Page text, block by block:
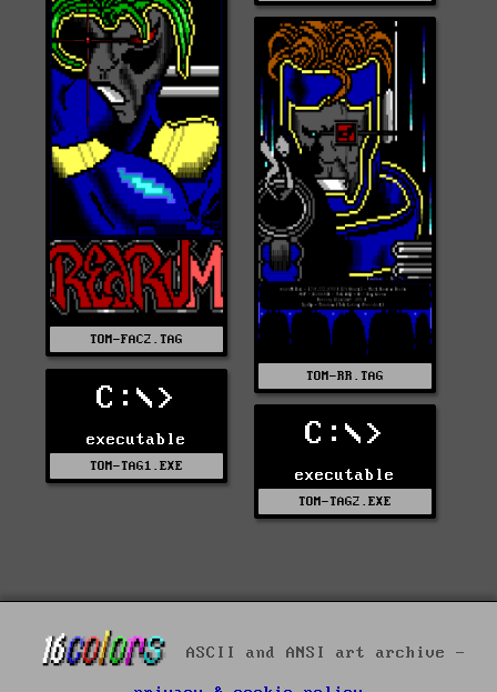
TOM-FAC2.TAG
TOM-RR.TAG
C:\>
executable
TOM-TAG1.EXE
C:\>
executable
TOM-TAG2.EXE
ASCII and ANSI art archive -